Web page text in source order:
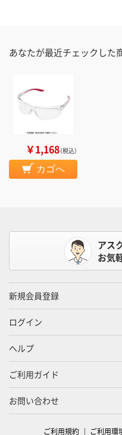
あなたが最近チェックした
￥1,168（税込）
カゴへ
アス
お気
新規会員登録
ログイン
ヘルプ
ご利用ガイド
お問い合わせ
ご利用規約 ご利用環